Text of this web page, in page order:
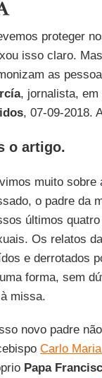
proteger
isso claro.
as
, jornalista, em
, 07-09-2018.
o artigo.
muito sobre
o padre da
últimos
Os relatos
e derrotados
forma, sem
missa.
novo padre
Carlo
Papa